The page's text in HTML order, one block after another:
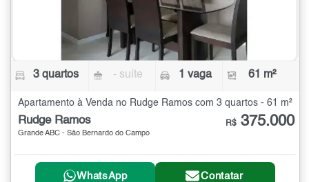
3 quartos - suíte 1 vaga 61 m²
Apartamento à Venda no Rudge Ramos com 3 quartos - 61 m²
Rudge Ramos
Grande ABC - São Bernardo do Campo
R$ 375.000
WhatsApp Contatar